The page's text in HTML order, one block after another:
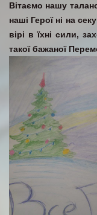
Вітаємо нашу
наші Герої ні на
вірі в їхні сили,
такої бажаної